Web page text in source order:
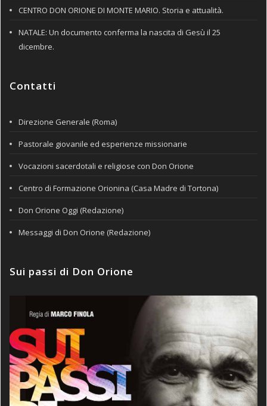
CENTRO DON ORIONE DI MONTE MARIO. Storia e attualità.
NATALE: Un documento conferma la nascita di Gesù il 25
dicembre.
Contatti
Direzione Generale (Roma)
Pastorale giovanile ed esperienze missionarie
Vocazioni sacerdotali e religiose con Don Orione
Centro di Formazione Orionina (Casa Madre di Tortona)
Don Orione Oggi (Redazione)
Messaggi di Don Orione (Redazione)
Sui passi di Don Orione